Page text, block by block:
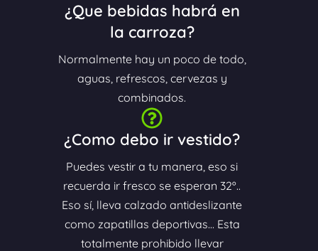
¿Que bebidas habrá en
la carroza?
Normalmente hay un poco de todo,
aguas, refrescos, cervezas y
combinados.
¿Como debo ir vestido?
Puedes vestir a tu manera, eso si
recuerda ir fresco se esperan 32º..
Eso sí, lleva calzado antideslizante
como zapatillas deportivas... Esta
totalmente prohibido llevar